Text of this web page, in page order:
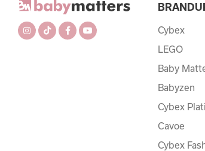
Cybex
LEGO
Baby
Babyzen
Cybex
Cavoe
Cybex